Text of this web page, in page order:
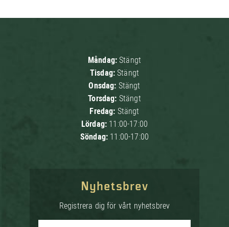
Måndag:Stängt
Tisdag:Stängt
Onsdag: Stängt
Torsdag: Stängt
Fredag: Stängt
Lördag: 11:00-17:00
Söndag: 11:00-17:00
Nyhetsbrev
Registrera dig för vårt nyhetsbrev